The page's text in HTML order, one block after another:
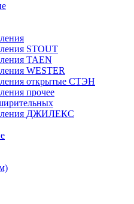
STOUT
TAEN
WESTER
открытые СТЭН
прочее
ДЖИЛЕКС